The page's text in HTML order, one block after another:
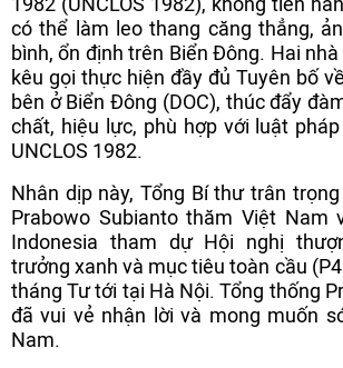
có thể làm leo thang căng thẳng,
bình, ổn định trên Biển Đông. Hai
kêu gọi thực hiện đầy đủ Tuyên bố
bên ở Biển Đông (DOC), thúc đẩy
chất, hiệu lực, phù hợp với luật
UNCLOS 1982.
Nhân dịp này, Tổng Bí thư trân
Prabowo Subianto thăm Việt Nam
Indonesia tham dự Hội nghị
trưởng xanh và mục tiêu toàn cầu
tháng Tư tới tại Hà Nội. Tổng thống
đã vui vẻ nhận lời và mong muốn
Nam.